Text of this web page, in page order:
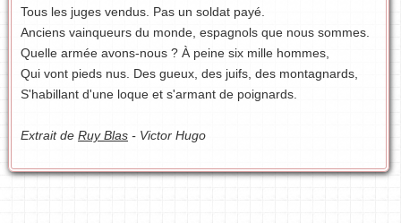
Tous les juges vendus. Pas un soldat payé.
Anciens vainqueurs du monde, espagnols que nous sommes.
Quelle armée avons-nous ? À peine six mille hommes,
Qui vont pieds nus. Des gueux, des juifs, des montagnards,
S'habillant d'une loque et s'armant de poignards.
Extrait de Ruy Blas - Victor Hugo